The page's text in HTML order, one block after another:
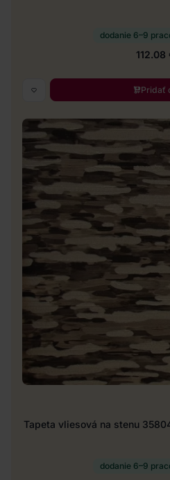
dodanie 6–9
112.08
Pridať
Tapeta vliesová na stenu
dodanie 6–9